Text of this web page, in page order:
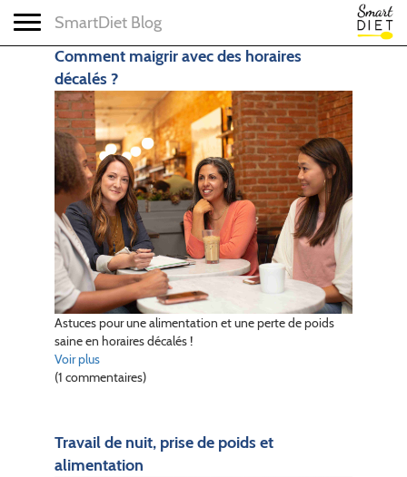
SmartDiet Blog
Comment maigrir avec des horaires
décalés ?
Astuces pour une alimentation et une perte de poids
saine en horaires décalés !
Voir plus
(1 commentaires)
Travail de nuit, prise de poids et
alimentation